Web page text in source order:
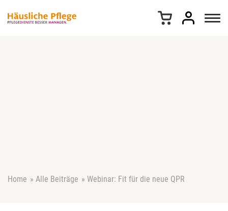
Home » Alle Beiträge » Webinar: Fit für die neue QPR